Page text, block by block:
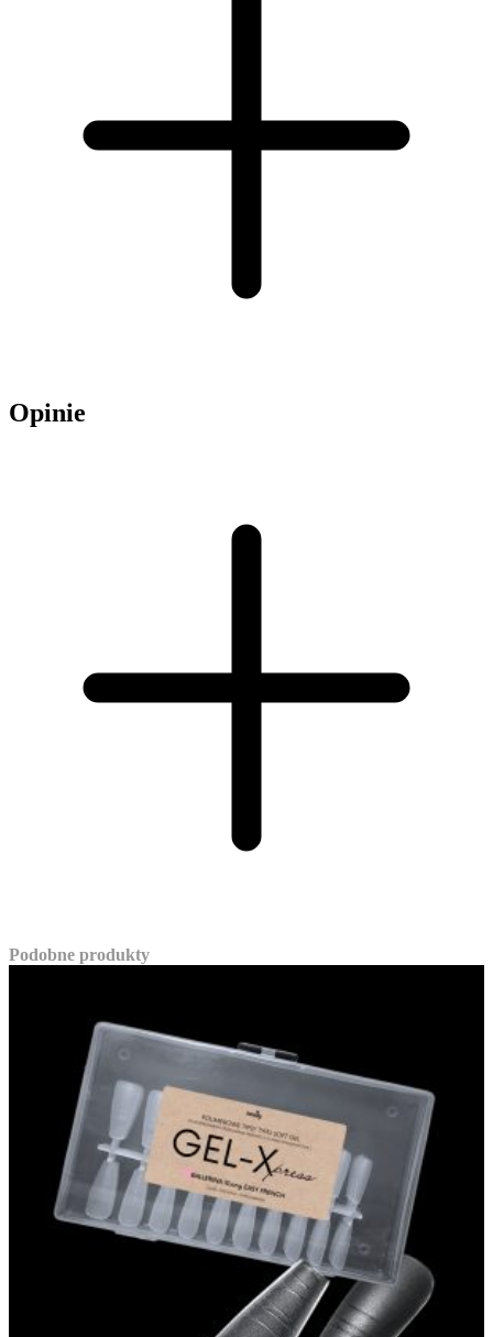
Opinie
Podobne produkty